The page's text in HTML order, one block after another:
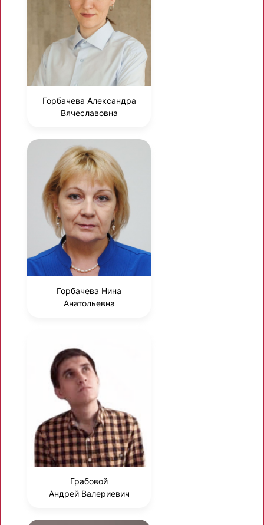
Горбачева Александра
Вячеславовна
Горбачева Нина
Анатольевна
Грабовой
Андрей Валериевич